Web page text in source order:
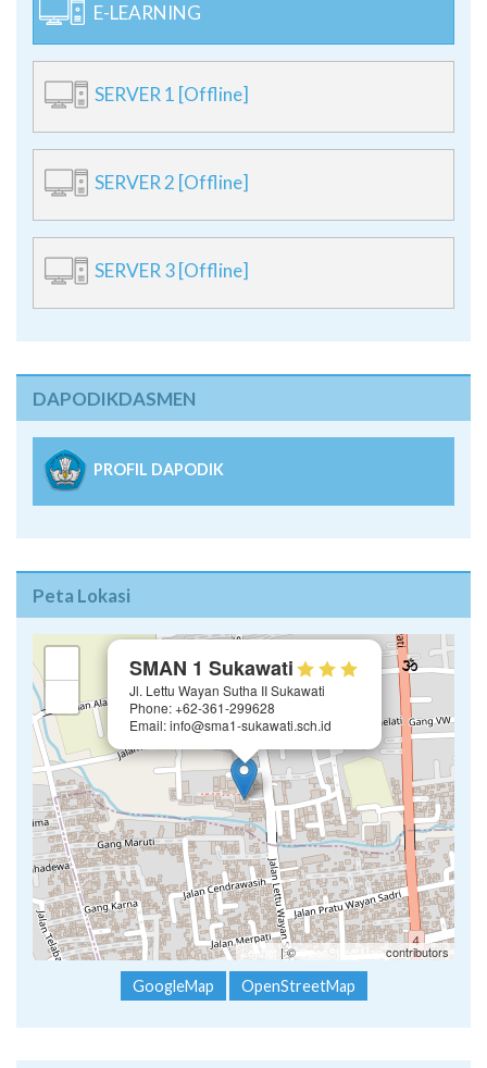
E-LEARNING
SERVER 1 [Offline]
SERVER 2 [Offline]
SERVER 3 [Offline]
DAPODIKDASMEN
PROFIL DAPODIK
Peta Lokasi
SMAN 1 Sukawati
Jl. Lettu Wayan Sutha II Sukawati
Phone: +62-361-299628
Email: info@sma1-sukawati.sch.id
Leaflet | ©OpenStreetMap contributors
GoogleMap OpenStreetMap